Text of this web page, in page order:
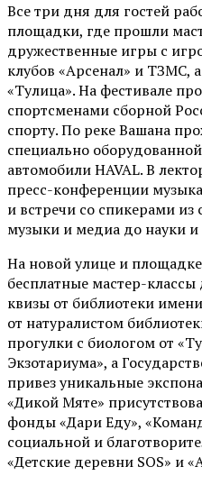
Все три дня для гостей
площадки, где прошли
дружественные игры с
клубов «Арсенал» и ТЗМС,
«Тулица». На фестивале
спортсменами сборной
спорту. По реке Вашана
специально
автомобили HAVAL. В
пресс-конференции
и встречи со спикерами
музыки и медиа до науки и
На новой улице и
бесплатные мастер-
квизы от библиотеки
от натуралистом
прогулки с биологом от
Экзотариума», а
привез уникальные
«Дикой Мяте»
фонды «Дари Еду»,
социальной и
«Детские деревни SOS» и